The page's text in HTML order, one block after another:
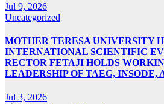
Jul 9, 2026
Uncategorized
MOTHER TERESA UNIVERSITY
INTERNATIONAL SCIENTIFIC
RECTOR FETAJI HOLDS
LEADERSHIP OF TAEG, INSODE,
Jul 3, 2026